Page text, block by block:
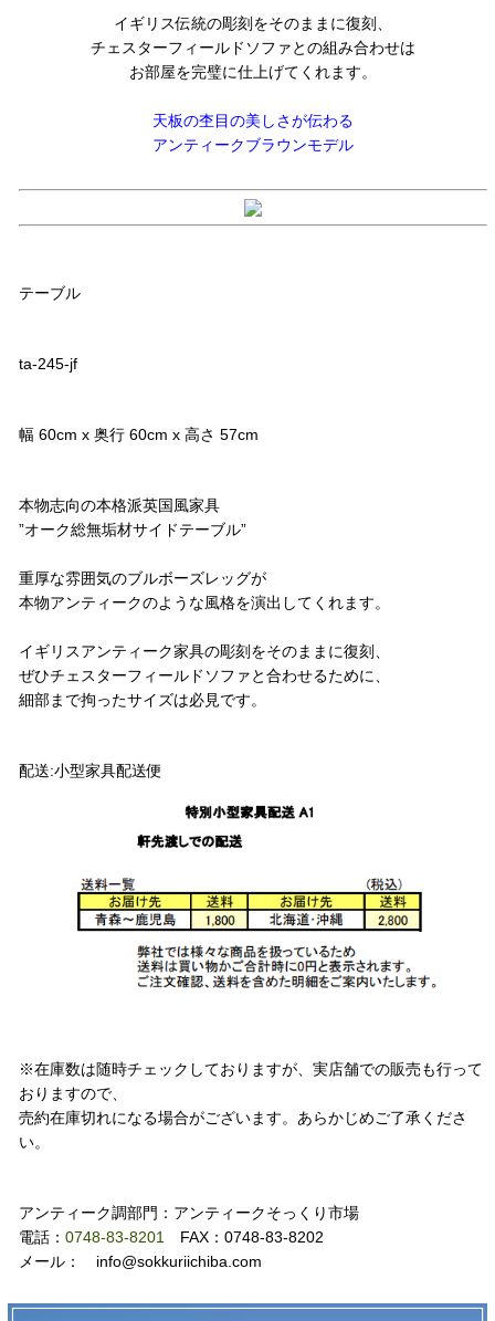
イギリス伝統の彫刻をそのままに復刻、
チェスターフィールドソファとの組み合わせは
お部屋を完璧に仕上げてくれます。
天板の杢目の美しさが伝わる
アンティークブラウンモデル
テーブル
ta-245-jf
幅 60cm x 奥行 60cm x 高さ 57cm
本物志向の本格派英国風家具
”オーク総無垢材サイドテーブル”
重厚な雰囲気のブルボーズレッグが
本物アンティークのような風格を演出してくれます。
イギリスアンティーク家具の彫刻をそのままに復刻、
ぜひチェスターフィールドソファと合わせるために、
細部まで拘ったサイズは必見です。
配送:小型家具配送便
※在庫数は随時チェックしておりますが、実店舗での販売も行って
おりますので、
売約在庫切れになる場合がございます。あらかじめご了承くださ
い。
アンティーク調部門：アンティークそっくり市場
電話： 0748-83-8201
FAX：0748-83-8202
メール： info@sokkuriichiba.com